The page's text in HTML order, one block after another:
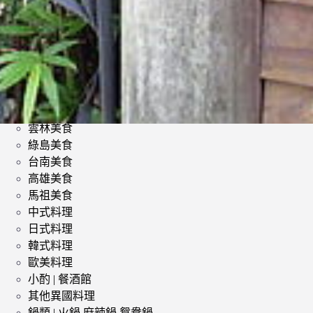
影評 | 電影感想
食記
台北美食
台中美食
宜蘭美食
苗栗美食
雲林美食
綠島美食
台南美食
高雄美食
馬祖美食
中式料理
日式料理
韓式料理
歐美料理
小酌 | 餐酒館
其他異國料理